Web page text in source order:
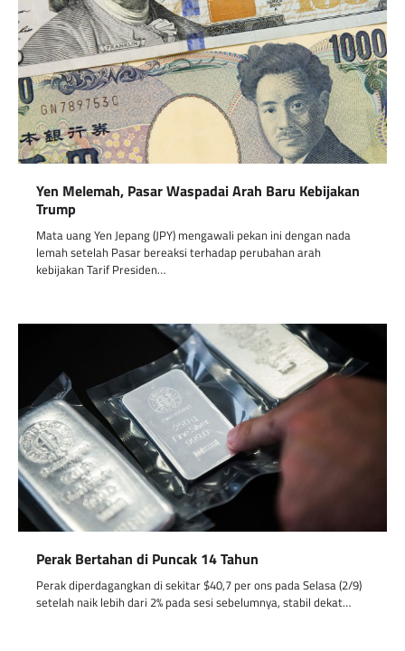
Yen Melemah, Pasar Waspadai Arah Baru Kebijakan
Trump
Mata uang Yen Jepang (JPY) mengawali pekan ini dengan nada
lemah setelah Pasar bereaksi terhadap perubahan arah
kebijakan Tarif Presiden…
Perak Bertahan di Puncak 14 Tahun
Perak diperdagangkan di sekitar $40,7 per ons pada Selasa (2/9)
setelah naik lebih dari 2% pada sesi sebelumnya, stabil dekat…